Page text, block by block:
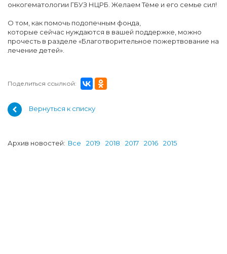
онкогематологии ГБУЗ НЦРБ. Желаем Тёме и его семье сил!
О том, как помочь подопечным фонда,
которые сейчас нуждаются в вашей поддержке, можно
прочесть в разделе «Благотворительное пожертвование на
лечение детей».
Поделиться ссылкой:
Вернуться к списку
Архив новостей: Все 2019 2018 2017 2016 2015